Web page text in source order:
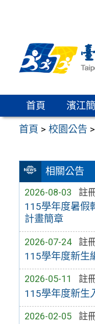
區
首頁 濱江
首頁 >校園公告
相關公告
2026-08-03 註
115學年度暑假
計畫簡章
2026-07-24 註
115學年度新生
2026-05-11 註
115學年度新生
2026-02-05 註